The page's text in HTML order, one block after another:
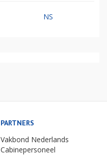
NS
PARTNERS
Vakbond Nederlands
Cabinepersoneel